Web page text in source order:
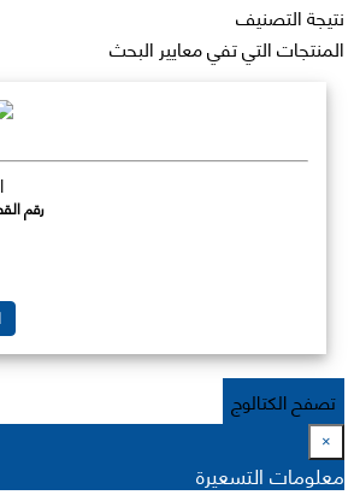
نتيجة التصنيف
المنتجات التي تفي معايير البحث
رقم
تصفح الكتالوج
×
معلومات التسعيرة